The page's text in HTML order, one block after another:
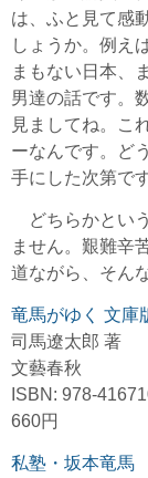
は、ふと見て感
しょうか。例え
まもない日本、
男達の話です。
見ましてね。こ
ーなんです。ど
手にした次第です
どちらかとい
ません。艱難辛
道ながら、そん
竜馬がゆく 文庫
司馬遼太郎 著
文藝春秋
ISBN: 978-
660円
私塾・坂本竜馬